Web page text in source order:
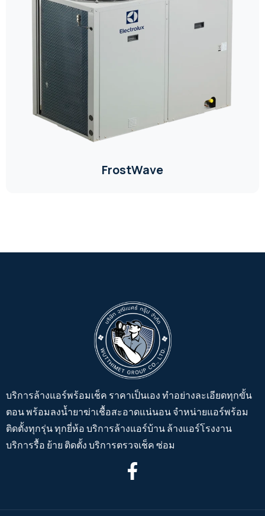
FrostWave
บริการล้างแอร์พร้อมเช็ค ราคาเป็นเอง ทำอย่างละเอียดทุกขั้น
ตอน พร้อมลงน้ำยาฆ่าเชื้อสะอาดแน่นอน จำหน่ายแอร์พร้อม
ติดตั้งทุกรุ่น ทุกยี่ห้อ บริการล้างแอร์บ้าน ล้างแอร์โรงงาน
บริการรื้อ ย้าย ติดตั้ง บริการตรวจเช็ค ซ่อม